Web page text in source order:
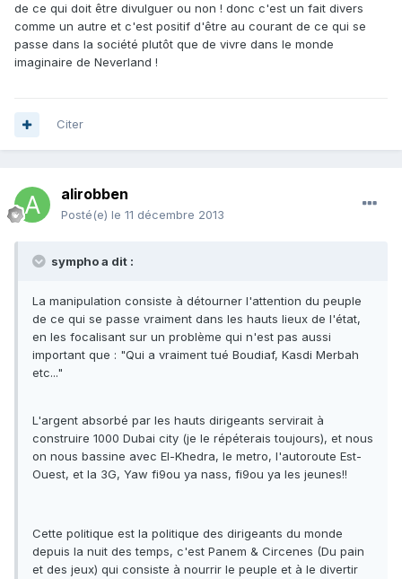
de ce qui doit être divulguer ou non ! donc c'est un fait divers
comme un autre et c'est positif d'être au courant de ce qui se
passe dans la société plutôt que de vivre dans le monde
imaginaire de Neverland !
Citer
alirobben
Posté(e) le 11 décembre 2013
sympho a dit :
La manipulation consiste à détourner l'attention du peuple
de ce qui se passe vraiment dans les hauts lieux de l'état,
en les focalisant sur un problème qui n'est pas aussi
important que : "Qui a vraiment tué Boudiaf, Kasdi Merbah
etc..."
L'argent absorbé par les hauts dirigeants servirait à
construire 1000 Dubai city (je le répéterais toujours), et nous
on nous bassine avec El-Khedra, le metro, l'autoroute Est-
Ouest, et la 3G, Yaw fi9ou ya nass, fi9ou ya les jeunes!!
Cette politique est la politique des dirigeants du monde
depuis la nuit des temps, c'est Panem & Circenes (Du pain
et des jeux) qui consiste à nourrir le peuple et à le divertir